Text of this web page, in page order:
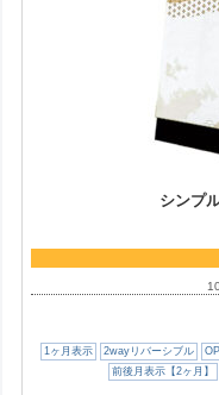
シンプ
1ヶ月表示 2wayリバーシブル
前後月表示【2ヶ月】